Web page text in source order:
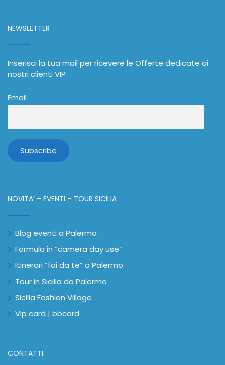
NEWSLETTER
Inserisci la tua mail per ricevere le Offerte dedicate ai
nostri clienti VIP
Email
NOVITA’ – EVENTI – TOUR SICILIA
Blog eventi a Palermo
Formula in “camera day use”
Itinerari “fai da te” a Palermo
Tour in Sicilia da Palermo
Sicilia Fashion Village
Vip card | bbcard
CONTATTI